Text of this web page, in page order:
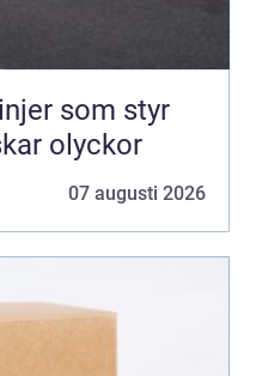
som styr
olyckor
07 augusti 2026